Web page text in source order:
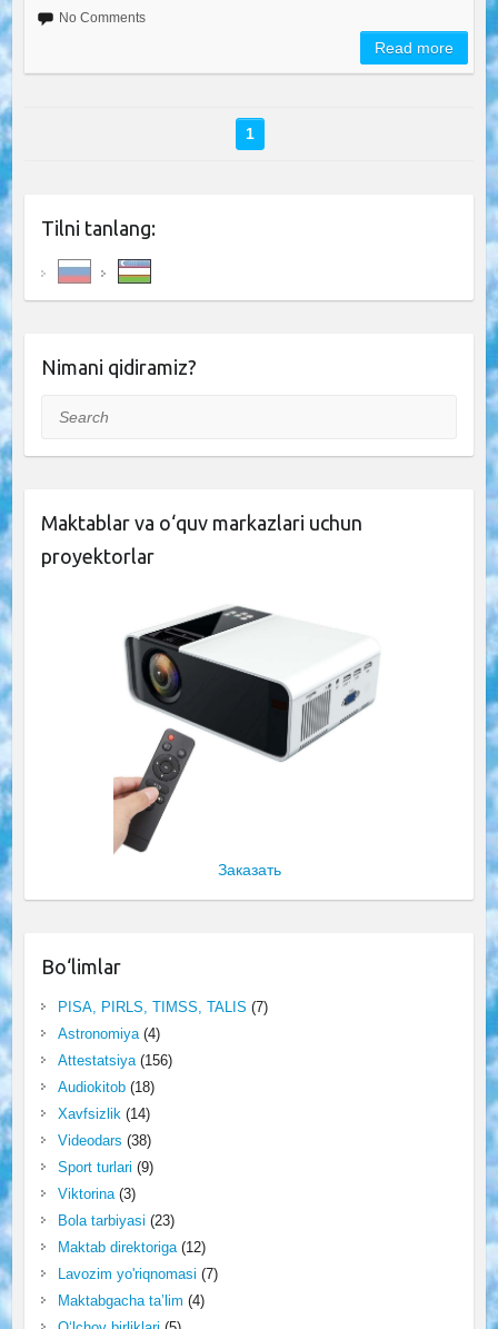
No Comments
Read more
1
Tilni tanlang:
Nimani qidiramiz?
Search
Maktablar va o‘quv markazlari uchun
proyektorlar
Заказать
Bo‘limlar
PISA, PIRLS, TIMSS, TALIS (7)
Astronomiya(4)
Attestatsiya(156)
Audiokitob(18)
Xavfsizlik(14)
Videodars (38)
Sport turlari (9)
Viktorina(3)
Bola tarbiyasi (23)
Maktab direktoriga(12)
Lavozim yo'riqnomasi (7)
Maktabgacha ta’lim (4)